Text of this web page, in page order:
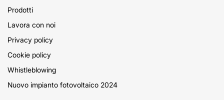
Prodotti
Lavora con noi
Privacy policy
Cookie policy
Whistleblowing
Nuovo impianto fotovoltaico 2024